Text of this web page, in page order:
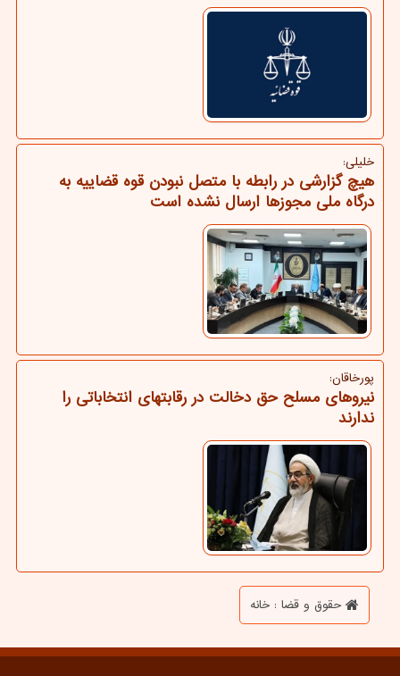
خلیلی:
هیچ گزارشی در رابطه با متصل نبودن قوه قضاییه به
درگاه ملی مجوزها ارسال نشده است
پورخاقان:
نیروهای مسلح حق دخالت در رقابتهای انتخاباتی را
ندارند
حقوق و قضا : خانه